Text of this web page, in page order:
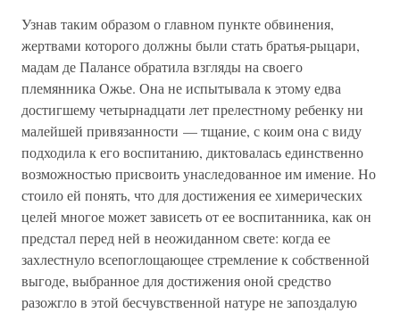
Узнав таким образом о главном пункте обвинения,
жертвами которого должны были стать братья-рыцари,
мадам де Палансе обратила взгляды на своего
племянника Ожье. Она не испытывала к этому едва
достигшему четырнадцати лет прелестному ребенку ни
малейшей привязанности — тщание, с коим она с виду
подходила к его воспитанию, диктовалась единственно
возможностью присвоить унаследованное им имение. Но
стоило ей понять, что для достижения ее химерических
целей многое может зависеть от ее воспитанника, как он
предстал перед ней в неожиданном свете: когда ее
захлестнуло всепоглощающее стремление к собственной
выгоде, выбранное для достижения оной средство
разожгло в этой бесчувственной натуре не запоздалую